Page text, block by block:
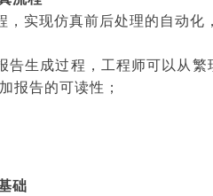
，实现仿真前后处理的自动
告生成过程，工程师可以从
报告的可读性；
础